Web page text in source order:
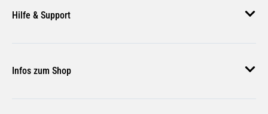
Unsere Jobs
Magazin
Hilfe & Support
Zahlungsmethoden
Versand & Lieferung
Infos zum Shop